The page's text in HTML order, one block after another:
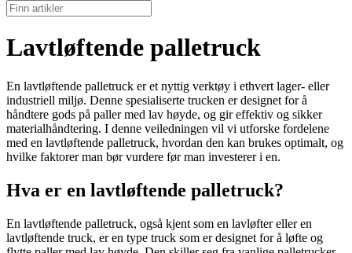
Lavtløftende palletruck
En lavtløftende palletruck er et nyttig verktøy i ethvert lager- eller
industriell miljø. Denne spesialiserte trucken er designet for å
håndtere gods på paller med lav høyde, og gir effektiv og sikker
materialhåndtering. I denne veiledningen vil vi utforske fordelene
med en lavtløftende palletruck, hvordan den kan brukes optimalt, og
hvilke faktorer man bør vurdere før man investerer i en.
Hva er en lavtløftende palletruck?
En lavtløftende palletruck, også kjent som en lavløfter eller en
lavtløftende truck, er en type truck som er designet for å løfte og